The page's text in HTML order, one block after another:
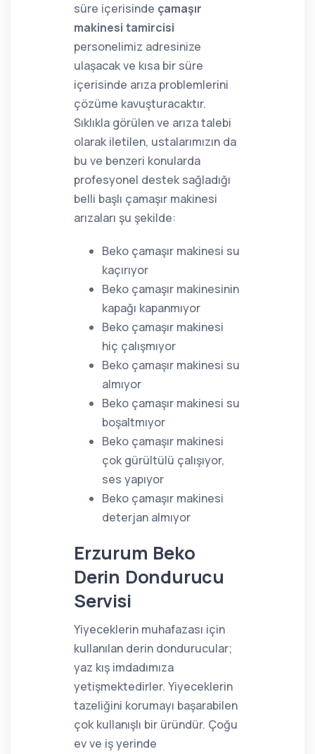
süre içerisinde çamaşır
makinesi tamircisi
personelimiz adresinize
ulaşacak ve kısa bir süre
içerisinde arıza problemlerini
çözüme kavuşturacaktır.
Sıklıkla görülen ve arıza talebi
olarak iletilen, ustalarımızın da
bu ve benzeri konularda
profesyonel destek sağladığı
belli başlı çamaşır makinesi
arızaları şu şekilde:
Beko çamaşır makinesi su
kaçırıyor
Beko çamaşır makinesinin
kapağı kapanmıyor
Beko çamaşır makinesi
hiç çalışmıyor
Beko çamaşır makinesi su
almıyor
Beko çamaşır makinesi su
boşaltmıyor
Beko çamaşır makinesi
çok gürültülü çalışıyor,
ses yapıyor
Beko çamaşır makinesi
deterjan almıyor
Erzurum Beko
Derin Dondurucu
Servisi
Yiyeceklerin muhafazası için
kullanılan derin dondurucular;
yaz kış imdadımıza
yetişmektedirler. Yiyeceklerin
tazeliğini korumayı başarabilen
çok kullanışlı bir üründür. Çoğu
ev ve iş yerinde